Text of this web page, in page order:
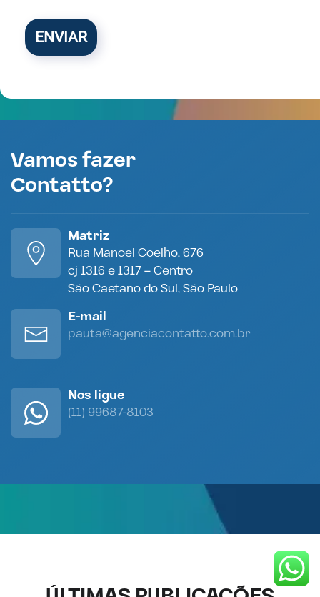
ENVIAR
Vamos fazer
Contatto?
Matriz
Rua Manoel Coelho, 676
cj 1316 e 1317 – Centro
São Caetano do Sul, São Paulo
E-mail
pauta@agenciacontatto.com.br
Nos ligue
(11) 99687-8103